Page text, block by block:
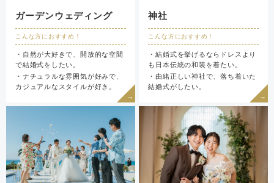
ガーデンウェディング
こんな方におすすめ！
・自然が大好きで、開放的な空間
で結婚式をしたい。
・ナチュラルな雰囲気が好みで、
カジュアルなスタイルが好き。
神社
こんな方におすすめ！
・結婚式を挙げるならドレスより
も日本伝統の和装を着たい。
・由緒正しい神社で、落ち着いた
結婚式がしたい。